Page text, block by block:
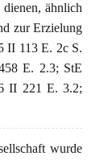
ähnlich
zur Erzielung
II 113 E. 2c S.
E. 2.3; StE
II 221 E. 3.2;
wurde